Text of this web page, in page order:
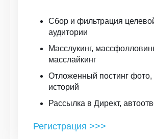
Сбор и фильтрация
аудитории
Масслукинг,
масслайкинг
Отложенный постинг фото,
историй
Рассылка в Директ,
Регистрация >>>